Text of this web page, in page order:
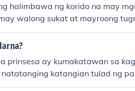
halimbawa ng korido na may
walong sukat at mayroong
tulad ng mahika at mga
sa temang pamilya, pag-ibig, at
sa mensahe ng kwento.
prinsesa ay kumakatawan sa
katangian tulad ng
ama at sa isa’t isa. Ang